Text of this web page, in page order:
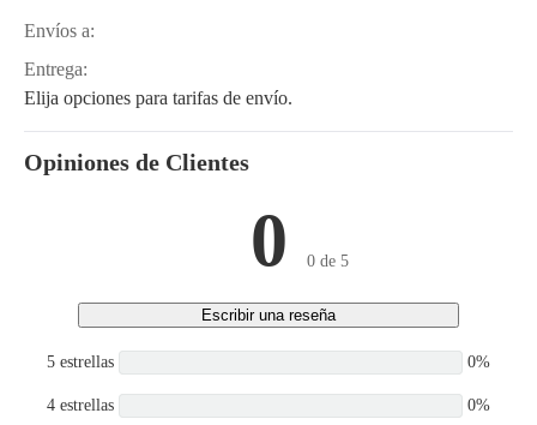
Envíos a:
Entrega:
Elija opciones para tarifas de envío.
Opiniones de Clientes
0 0 de 5
Escribir una reseña
5 estrellas 0%
4 estrellas 0%